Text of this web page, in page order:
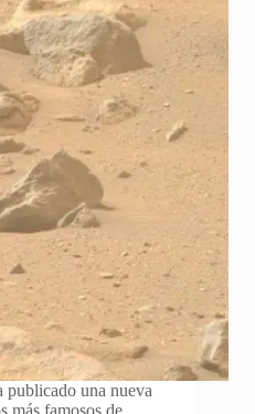
una nueva
más famosos de